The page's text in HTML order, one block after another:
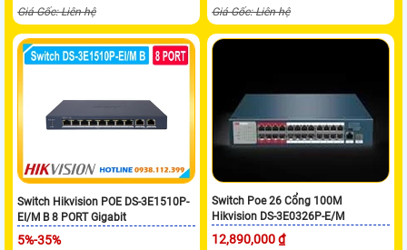
Giá Gốc: Liên hệ Giá Gốc: Liên hệ
Switch Hikvision POE DS-3E1510P-
EI/M B 8 PORT Gigabit
5%-35%
Switch Poe 26 Cổng 100M
Hikvision DS-3E0326P-E/M
12,890,000 ₫